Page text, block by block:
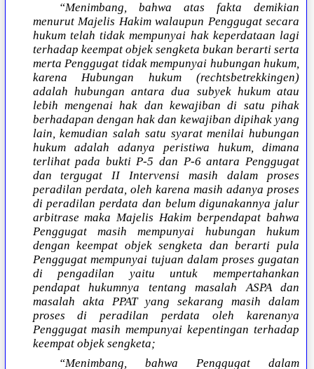
“Menimbang, bahwa atas fakta demikian
menurut Majelis Hakim walaupun Penggugat secara
hukum telah tidak mempunyai hak keperdataan lagi
terhadap keempat objek sengketa bukan berarti serta
merta Penggugat tidak mempunyai hubungan hukum,
karena Hubungan hukum (rechtsbetrekkingen)
adalah hubungan antara dua subyek hukum atau
lebih mengenai hak dan kewajiban di satu pihak
berhadapan dengan hak dan kewajiban dipihak yang
lain, kemudian salah satu syarat menilai hubungan
hukum adalah adanya peristiwa hukum, dimana
terlihat pada bukti P-5 dan P-6 antara Penggugat
dan tergugat II Intervensi masih dalam proses
peradilan perdata, oleh karena masih adanya proses
di peradilan perdata dan belum digunakannya jalur
arbitrase maka Majelis Hakim berpendapat bahwa
Penggugat masih mempunyai hubungan hukum
dengan keempat objek sengketa dan berarti pula
Penggugat mempunyai tujuan dalam proses gugatan
di pengadilan yaitu untuk mempertahankan
pendapat hukumnya tentang masalah ASPA dan
masalah akta PPAT yang sekarang masih dalam
proses di peradilan perdata oleh karenanya
Penggugat masih mempunyai kepentingan terhadap
keempat objek sengketa;
“Menimbang, bahwa Penggugat dalam